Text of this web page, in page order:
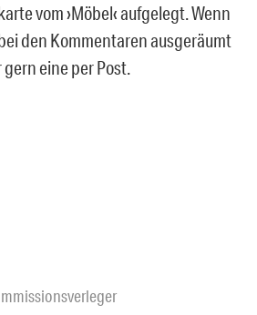
vom ›Möbel‹ aufgelegt. Wenn
den Kommentaren ausgeräumt
eine per Post.